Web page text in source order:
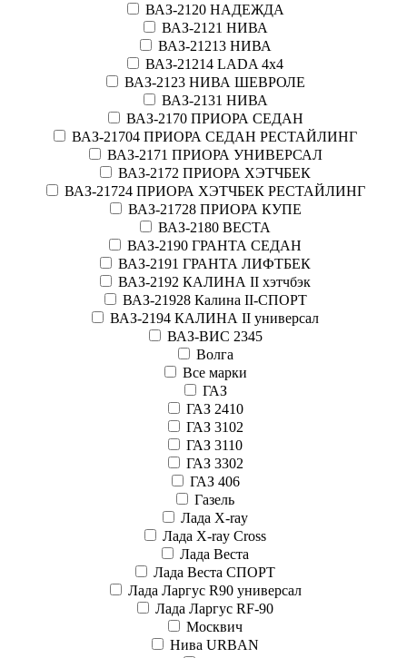
ВАЗ-2120 НАДЕЖДА
ВАЗ-2121 НИВА
ВАЗ-21213 НИВА
ВАЗ-21214 LADA 4х4
ВАЗ-2123 НИВА ШЕВРОЛЕ
ВАЗ-2131 НИВА
ВАЗ-2170 ПРИОРА СЕДАН
ВАЗ-21704 ПРИОРА СЕДАН РЕСТАЙЛИНГ
ВАЗ-2171 ПРИОРА УНИВЕРСАЛ
ВАЗ-2172 ПРИОРА ХЭТЧБЕК
ВАЗ-21724 ПРИОРА ХЭТЧБЕК РЕСТАЙЛИНГ
ВАЗ-21728 ПРИОРА КУПЕ
ВАЗ-2180 ВЕСТА
ВАЗ-2190 ГРАНТА СЕДАН
ВАЗ-2191 ГРАНТА ЛИФТБЕК
ВАЗ-2192 КАЛИНА II хэтчбэк
ВАЗ-21928 Калина II-СПОРТ
ВАЗ-2194 КАЛИНА II универсал
ВАЗ-ВИС 2345
Волга
Все марки
ГАЗ
ГАЗ 2410
ГАЗ 3102
ГАЗ 3110
ГАЗ 3302
ГАЗ 406
Газель
Лада X-ray
Лада X-ray Cross
Лада Веста
Лада Веста СПОРТ
Лада Ларгус R90 универсал
Лада Ларгус RF-90
Москвич
Нива URBAN